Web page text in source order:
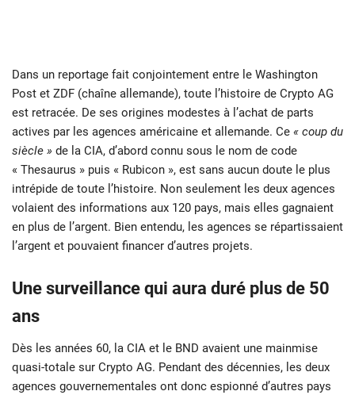
Dans un reportage fait conjointement entre le Washington
Post et ZDF (chaîne allemande), toute l’histoire de Crypto AG
est retracée. De ses origines modestes à l’achat de parts
actives par les agences américaine et allemande. Ce « coup du
siècle » de la CIA, d’abord connu sous le nom de code
« Thesaurus » puis « Rubicon », est sans aucun doute le plus
intrépide de toute l’histoire. Non seulement les deux agences
volaient des informations aux 120 pays, mais elles gagnaient
en plus de l’argent. Bien entendu, les agences se répartissaient
l’argent et pouvaient financer d’autres projets.
Une surveillance qui aura duré plus de 50
ans
Dès les années 60, la CIA et le BND avaient une mainmise
quasi-totale sur Crypto AG. Pendant des décennies, les deux
agences gouvernementales ont donc espionné d’autres pays